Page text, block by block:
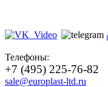
Телефоны:
+7 (495) 225-76-82
sale@europlast-ltd.ru